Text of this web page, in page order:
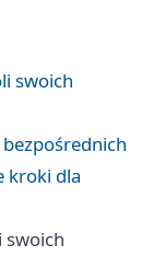
swoich
kroki dla
swoich